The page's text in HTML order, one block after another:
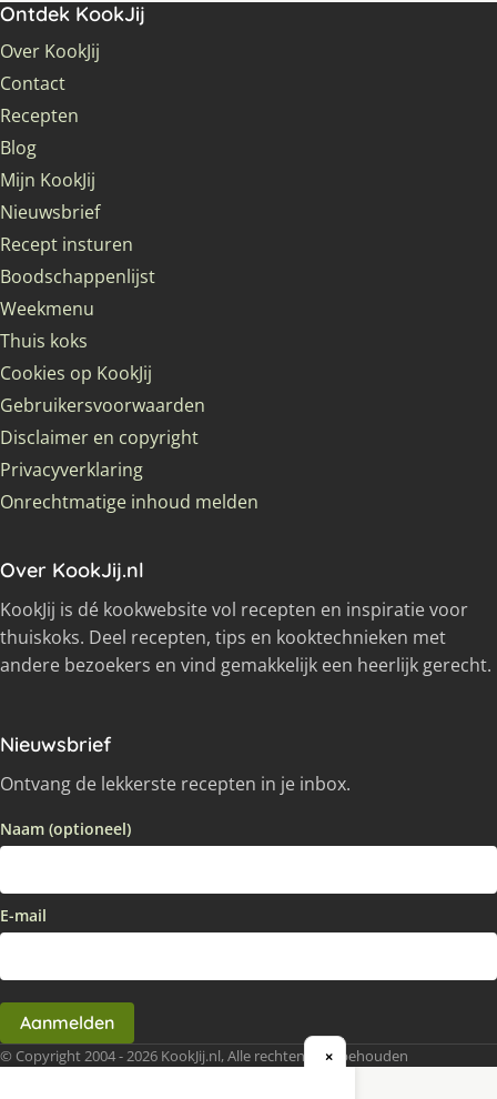
Ontdek KookJij
Over KookJij
Contact
Recepten
Blog
Mijn KookJij
Nieuwsbrief
Recept insturen
Boodschappenlijst
Weekmenu
Thuis koks
Cookies op KookJij
Gebruikersvoorwaarden
Disclaimer en copyright
Privacyverklaring
Onrechtmatige inhoud melden
Over KookJij.nl
KookJij is dé kookwebsite vol recepten en inspiratie voor
thuiskoks. Deel recepten, tips en kooktechnieken met
andere bezoekers en vind gemakkelijk een heerlijk gerecht.
Nieuwsbrief
Ontvang de lekkerste recepten in je inbox.
Naam (optioneel)
E-mail
Aanmelden
© Copyright 2004 - 2026 KookJij.nl, Alle rechten voorbehouden
×